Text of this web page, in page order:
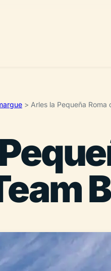
> Arles la Pequeña Roma